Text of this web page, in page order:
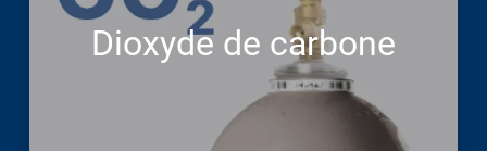
Dioxyde de carbone